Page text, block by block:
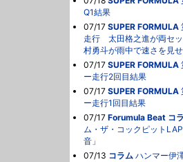
Q1結果
07/17 SUPER FORMULA
走行 太田格之進が両セ
村勇斗が雨中で速さを見
07/17 SUPER FORMULA
ー走行2回目結果
07/17 SUPER FORMULA
ー走行1回目結果
07/17 Forumula Beat コ
ム・ザ・コックピット
音」
07/13 コラム ハンマー伊